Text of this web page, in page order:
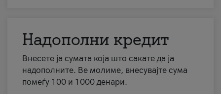
Надополни кредит
Внесете ја сумата која што сакате да ја
надополните. Ве молиме, внесувајте сума
помеѓу 100 и 1000 денари.